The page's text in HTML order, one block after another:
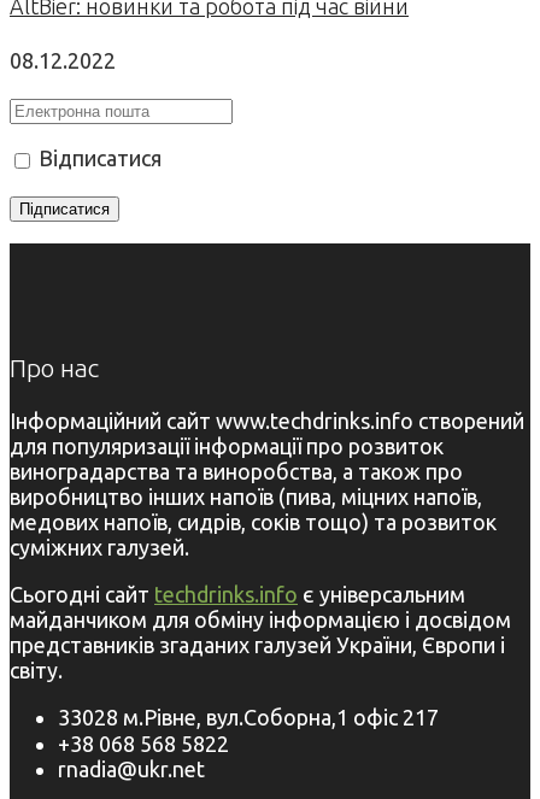
AltBier: новинки та робота під час війни
08.12.2022
Відписатися
Про нас
Інформаційний сайт www.techdrinks.info створений
для популяризації інформації про розвиток
виноградарства та виноробства, а також про
виробництво інших напоїв (пива, міцних напоїв,
медових напоїв, сидрів, соків тощо) та розвиток
суміжних галузей.
Сьогодні сайт techdrinks.info є універсальним
майданчиком для обміну інформацією і досвідом
представників згаданих галузей України, Європи і
світу.
33028 м.Рівне, вул.Соборна,1 офіс 217
+38 068 568 5822
rnadia@ukr.net